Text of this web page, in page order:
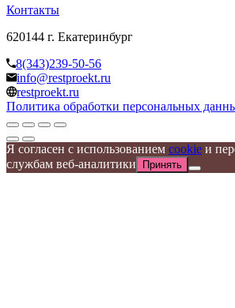
Контакты
620144 г. Екатеринбург
8(343)239-50-56
info@restproekt.ru
restproekt.ru
Политика обработки персональных
Я согласен с использованием cookie и
службам веб-аналитики
Принять